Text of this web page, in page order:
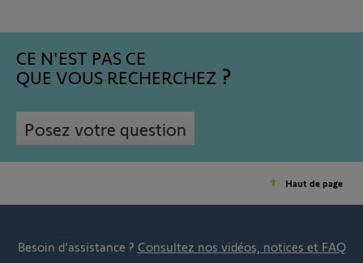
CE N'EST PAS CE
QUE VOUS RECHERCHEZ
Posez votre question
Haut de page
Besoin d’assistance ? Consultez nos vidéos, notices et FAQ